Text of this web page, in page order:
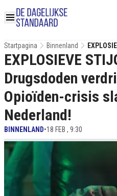
Startpagina Binnenland
In
EXPLOSIEVE
Drugsdoden
Opioïden-crisis
Nederland!
BINNENLAND•18 FEB , 9:30